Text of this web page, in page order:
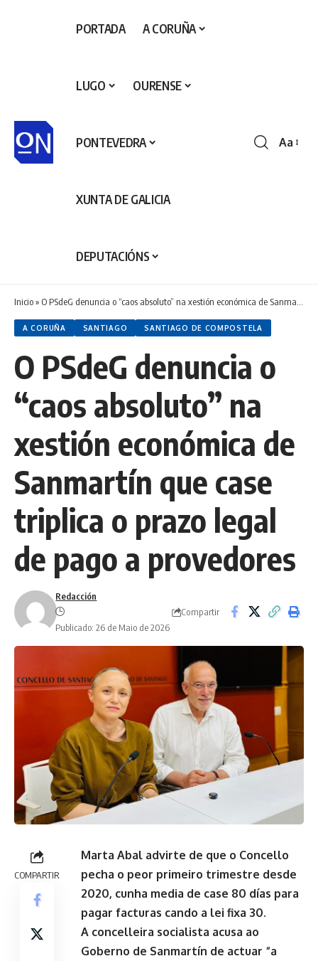
PORTADA A CORUÑA
LUGO OURENSE
PONTEVEDRA
XUNTA DE GALICIA
DEPUTACIÓNS
Aa
Inicio» O PSdeG denuncia o “caos absoluto” na xestión económica de Sanmartín que case triplica o prazo legal de pago a provedores
A CORUÑA SANTIAGO SANTIAGO DE COMPOSTELA
O PSdeG denuncia o
“caos absoluto” na
xestión económica de
Sanmartín que case
triplica o prazo legal
de pago a provedores
Redacción
Publicado: 26 de Maio de 2026
Compartir
COMPARTIR
Marta Abal advirte de que o Concello
pecha o peor primeiro trimestre desde
2020, cunha media de case 80 días para
pagar facturas cando a lei fixa 30.
A concelleira socialista acusa ao
Goberno de Sanmartín de actuar “a